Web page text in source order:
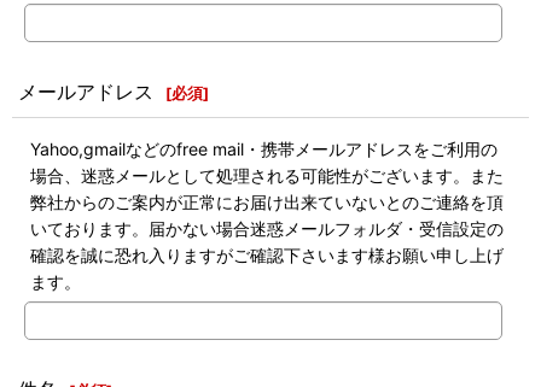
メールアドレス [必須]
Yahoo,gmailなどのfree mail・携帯メールアドレスをご利用の
場合、迷惑メールとして処理される可能性がございます。また
弊社からのご案内が正常にお届け出来ていないとのご連絡を頂
いております。届かない場合迷惑メールフォルダ・受信設定の
確認を誠に恐れ入りますがご確認下さいます様お願い申し上げ
ます。